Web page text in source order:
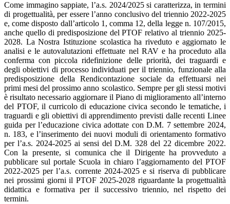
Come immagino sappiate, l’a.s. 2024/2025 si caratterizza, in termini
di progettualità, per essere l’anno conclusivo del triennio 2022-2025
e, come disposto dall’articolo 1, comma 12, della legge n. 107/2015,
anche quello di predisposizione del PTOF relativo al triennio 2025-
2028. La Nostra Istituzione scolastica ha riveduto e aggiornato le
analisi e le autovalutazioni effettuate nel RAV e ha proceduto alla
conferma con piccola ridefinizione delle priorità, dei traguardi e
degli obiettivi di processo individuati per il triennio, funzionale alla
predisposizione della Rendicontazione sociale da effettuarsi nei
primi mesi del prossimo anno scolastico. Sempre per gli stessi motivi
è risultato necessario aggiornare il Piano di miglioramento all’interno
del PTOF, il curricolo di educazione civica secondo le tematiche, i
traguardi e gli obiettivi di apprendimento previsti dalle recenti Linee
guida per l’educazione civica adottate con D.M. 7 settembre 2024,
n. 183, e l’inserimento dei nuovi moduli di orientamento formativo
per l’a.s. 2024-2025 ai sensi del D.M. 328 del 22 dicembre 2022.
Con la presente, si comunica che il Dirigente ha provveduto a
pubblicare sul portale Scuola in chiaro l’aggiornamento del PTOF
2022-2025 per l’a.s. corrente 2024-2025 e si riserva di pubblicare
nei prossimi giorni il PTOF 2025-2028 riguardante la progettualità
didattica e formativa per il successivo triennio, nel rispetto dei
termini.